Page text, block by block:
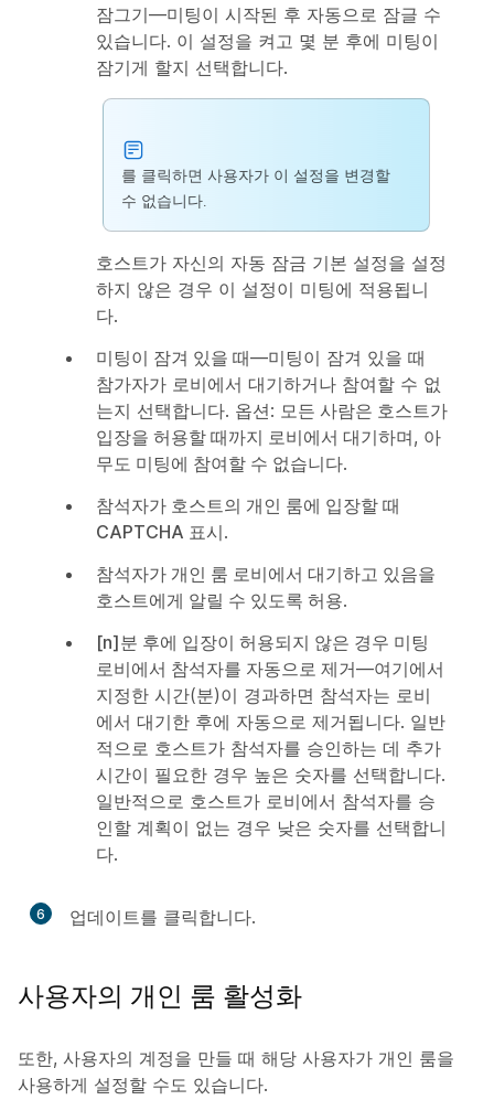
잠그기—미팅이 시작된 후 자동으로 잠글 수
있습니다. 이 설정을 켜고 몇 분 후에 미팅이
잠기게 할지 선택합니다.
를 클릭하면 사용자가 이 설정을 변경할
수 없습니다.
호스트가 자신의 자동 잠금 기본 설정을 설정
하지 않은 경우 이 설정이 미팅에 적용됩니
다.
미팅이 잠겨 있을 때—미팅이 잠겨 있을 때
참가자가 로비에서 대기하거나 참여할 수 없
는지 선택합니다. 옵션: 모든 사람은 호스트가
입장을 허용할 때까지 로비에서 대기하며, 아
무도 미팅에 참여할 수 없습니다.
참석자가 호스트의 개인 룸에 입장할 때
CAPTCHA 표시.
참석자가 개인 룸 로비에서 대기하고 있음을
호스트에게 알릴 수 있도록 허용.
[n]분 후에 입장이 허용되지 않은 경우 미팅
로비에서 참석자를 자동으로 제거—여기에서
지정한 시간(분)이 경과하면 참석자는 로비
에서 대기한 후에 자동으로 제거됩니다. 일반
적으로 호스트가 참석자를 승인하는 데 추가
시간이 필요한 경우 높은 숫자를 선택합니다.
일반적으로 호스트가 로비에서 참석자를 승
인할 계획이 없는 경우 낮은 숫자를 선택합니
다.
6 업데이트 를 클릭합니다.
사용자의 개인 룸 활성화
또한, 사용자의 계정을 만들 때 해당 사용자가 개인 룸을
사용하게 설정할 수도 있습니다.